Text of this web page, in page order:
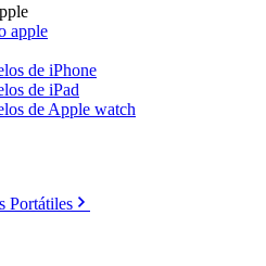
apple
de iPhone
de iPad
de Apple watch
Portátiles